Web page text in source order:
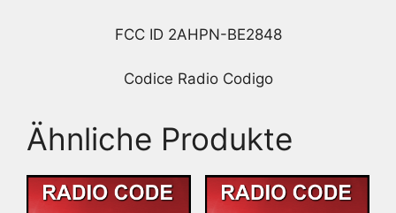
FCC ID 2AHPN-BE2848
Codice Radio Codigo
Ähnliche Produkte